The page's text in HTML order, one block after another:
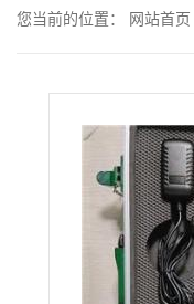
公
您当前的位置： 网站首页